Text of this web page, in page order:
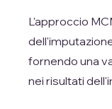
L'approccio
fornendo una
nei risultati